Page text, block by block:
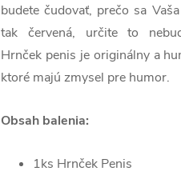
budete čudovať, prečo sa
tak červená, určite to
Hrnček penis je originálny a
ktoré majú zmysel pre humor.
Obsah balenia:
1ks Hrnček Penis